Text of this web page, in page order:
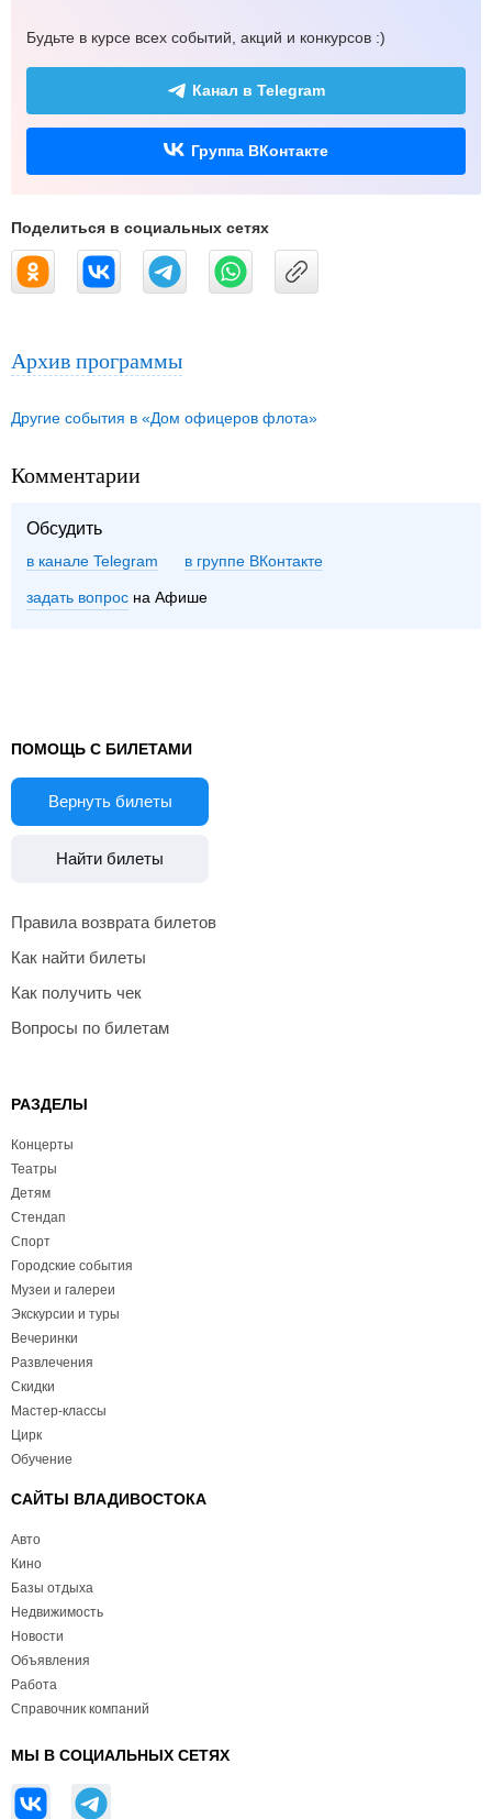
Будьте в курсе всех событий, акций и конкурсов :)
Канал в Telegram
Группа ВКонтакте
Поделиться в социальных сетях
Архив программы
Другие события в «Дом офицеров флота»
Комментарии
Обсудить
в канале Telegram группе ВКонтакте
задать вопрос на Афише
ПОМОЩЬ С БИЛЕТАМИ
Вернуть билеты
Найти билеты
Правила возврата билетов
Как найти билеты
Как получить чек
Вопросы по билетам
РАЗДЕЛЫ
Концерты
Театры
Детям
Стендап
Спорт
Городские события
Музеи и галереи
Экскурсии и туры
Вечеринки
Развлечения
Скидки
Мастер-классы
Цирк
Обучение
САЙТЫ ВЛАДИВОСТОКА
Авто
Кино
Базы отдыха
Недвижимость
Новости
Объявления
Работа
Справочник компаний
МЫ В СОЦИАЛЬНЫХ СЕТЯХ